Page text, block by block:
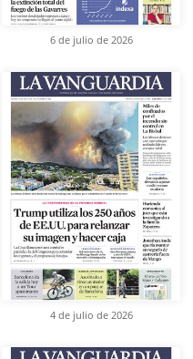
6 de julio de 2026
4 de julio de 2026